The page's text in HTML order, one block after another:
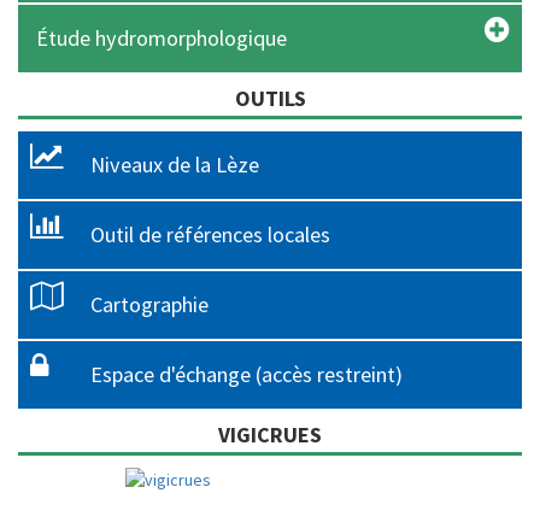
Étude hydromorphologique
OUTILS
Niveaux de la Lèze
Outil de références locales
Cartographie
Espace d'échange (accès restreint)
VIGICRUES